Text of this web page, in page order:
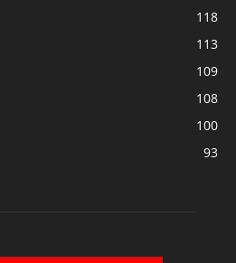
118
113
109
108
100
93